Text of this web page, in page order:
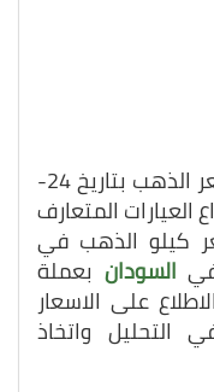
قمنا في هذه الصفحة بعرض سعر الذهب بتاريخ 24-
العيارات المتعارف
كيلو الذهب في
السودان بعملة
على الاسعار
واتخاذ